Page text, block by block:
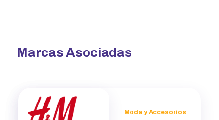
Marcas Asociadas
Moda y Accesorios